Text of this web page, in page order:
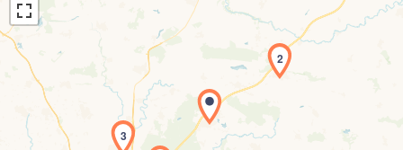
Chargement de la carte en cours...
2
3